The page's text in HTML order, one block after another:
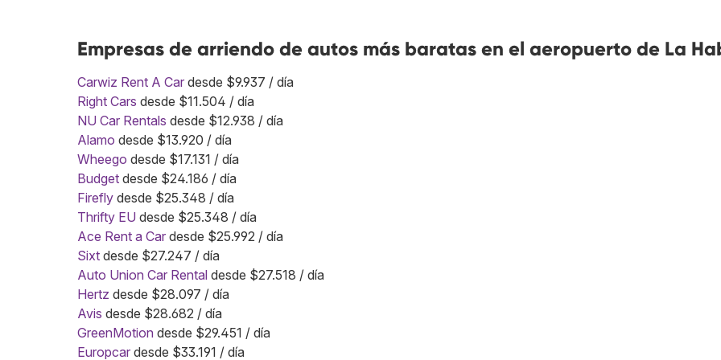
Empresas de arriendo de autos más baratas en el aeropuerto de La
Carwiz Rent A Car desde $9.937 / día
Right Cars desde $11.504 / día
NU Car Rentals desde $12.938 / día
Alamo desde $13.920 / día
Wheego desde $17.131 / día
Budget desde $24.186 / día
Firefly desde $25.348 / día
Thrifty EU desde $25.348 / día
Ace Rent a Car desde $25.992 / día
Sixt desde $27.247 / día
Auto Union Car Rental desde $27.518 / día
Hertz desde $28.097 / día
Avis desde $28.682 / día
GreenMotion desde $29.451 / día
Europcar desde $33.191 / día